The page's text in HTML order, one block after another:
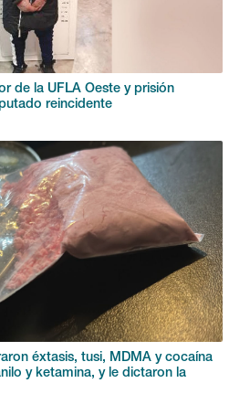
de la UFLA Oeste y prisión
reincidente
éxtasis, tusi, MDMA y cocaína
y ketamina, y le dictaron la